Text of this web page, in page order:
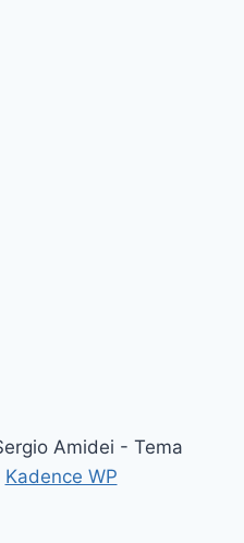
Amidei - Tema
Kadence WP